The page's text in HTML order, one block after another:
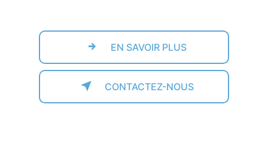
EN SAVOIR PLUS
CONTACTEZ-NOUS